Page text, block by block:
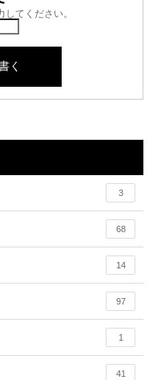
してください。
3
68
14
97
1
41